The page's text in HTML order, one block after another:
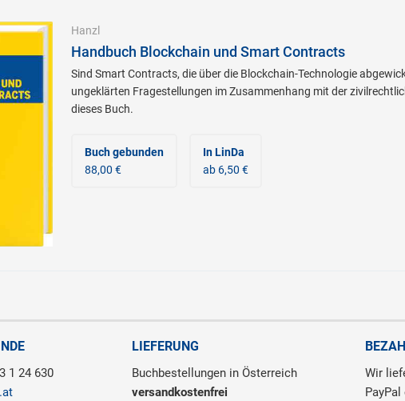
Hanzl
Handbuch Blockchain und Smart Contracts
Sind Smart Contracts, die über die Blockchain-Technologie
ungeklärten Fragestellungen im Zusammenhang mit der
dieses Buch.
Buch gebunden
88,00 €
In LinDa
ab 6,50 €
1 24 630
LIEFERUNG
Buchbestellungen in Österreich
versandkostenfrei
Wir